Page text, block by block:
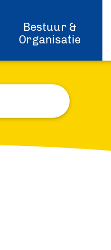
Bestuur &
Organisatie